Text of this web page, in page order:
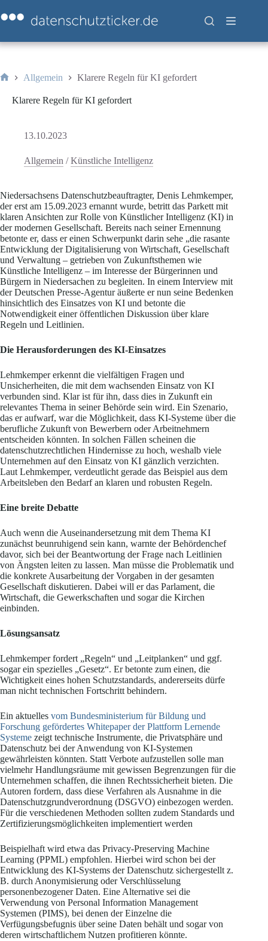
Inhalt
springen
Allgemein Klarere Regeln für KI gefordert
Klarere Regeln für KI gefordert
13.10.2023
Allgemein /Künstliche Intelligenz
Niedersachsens Datenschutzbeauftragter, Denis Lehmkemper,
der erst am 15.09.2023 ernannt wurde, betritt das Parkett mit
klaren Ansichten zur Rolle von Künstlicher Intelligenz (KI) in
der modernen Gesellschaft. Bereits nach seiner Ernennung
betonte er, dass er einen Schwerpunkt darin sehe „die rasante
Entwicklung der Digitalisierung von Wirtschaft, Gesellschaft
und Verwaltung – getrieben von Zukunftsthemen wie
Künstliche Intelligenz – im Interesse der Bürgerinnen und
Bürgern in Niedersachen zu begleiten. In einem Interview mit
der Deutschen Presse-Agentur äußerte er nun seine Bedenken
hinsichtlich des Einsatzes von KI und betonte die
Notwendigkeit einer öffentlichen Diskussion über klare
Regeln und Leitlinien.
Die Herausforderungen des KI-Einsatzes
Lehmkemper erkennt die vielfältigen Fragen und
Unsicherheiten, die mit dem wachsenden Einsatz von KI
verbunden sind. Klar ist für ihn, dass dies in Zukunft ein
relevantes Thema in seiner Behörde sein wird. Ein Szenario,
das er aufwarf, war die Möglichkeit, dass KI-Systeme über die
berufliche Zukunft von Bewerbern oder Arbeitnehmern
entscheiden könnten. In solchen Fällen scheinen die
datenschutzrechtlichen Hindernisse zu hoch, weshalb viele
Unternehmen auf den Einsatz von KI gänzlich verzichten.
Laut Lehmkemper, verdeutlicht gerade das Beispiel aus dem
Arbeitsleben den Bedarf an klaren und robusten Regeln.
Eine breite Debatte
Auch wenn die Auseinandersetzung mit dem Thema KI
zunächst beunruhigend sein kann, warnte der Behördenchef
davor, sich bei der Beantwortung der Frage nach Leitlinien
von Ängsten leiten zu lassen. Man müsse die Problematik und
die konkrete Ausarbeitung der Vorgaben in der gesamten
Gesellschaft diskutieren. Dabei will er das Parlament, die
Wirtschaft, die Gewerkschaften und sogar die Kirchen
einbinden.
Lösungsansatz
Lehmkemper fordert „Regeln“ und „Leitplanken“ und ggf.
sogar ein spezielles „Gesetz“. Er betonte zum einen, die
Wichtigkeit eines hohen Schutzstandards, andererseits dürfe
man nicht technischen Fortschritt behindern.
Ein aktuelles vom Bundesministerium für Bildung und
Forschung gefördertes Whitepaper der Plattform Lernende
Systeme zeigt technische Instrumente, die Privatsphäre und
Datenschutz bei der Anwendung von KI-Systemen
gewährleisten könnten. Statt Verbote aufzustellen solle man
vielmehr Handlungsräume mit gewissen Begrenzungen für die
Unternehmen schaffen, die ihnen Rechtssicherheit bieten. Die
Autoren fordern, dass diese Verfahren als Ausnahme in die
Datenschutzgrundverordnung (DSGVO) einbezogen werden.
Für die verschiedenen Methoden sollten zudem Standards und
Zertifizierungsmöglichkeiten implementiert werden
Beispielhaft wird etwa das Privacy-Preserving Machine
Learning (PPML) empfohlen. Hierbei wird schon bei der
Entwicklung des KI-Systems der Datenschutz sichergestellt z.
B. durch Anonymisierung oder Verschlüsselung
personenbezogener Daten. Eine Alternative sei die
Verwendung von Personal Information Management
Systemen (PIMS), bei denen der Einzelne die
Verfügungsbefugnis über seine Daten behält und sogar von
deren wirtschaftlichem Nutzen profitieren könnte.